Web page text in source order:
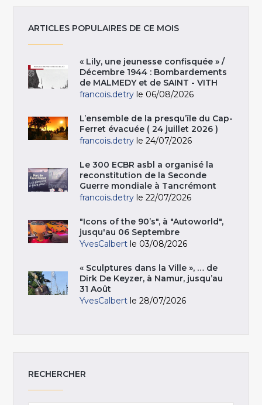
ARTICLES POPULAIRES DE CE MOIS
« Lily, une jeunesse confisquée » /
Décembre 1944 : Bombardements
de MALMEDY et de SAINT - VITH
francois.detry le 06/08/2026
L’ensemble de la presqu’île du Cap-
Ferret évacuée ( 24 juillet 2026 )
francois.detry le 24/07/2026
Le 300 ECBR asbl a organisé la
reconstitution de la Seconde
Guerre mondiale à Tancrémont
francois.detry le 22/07/2026
"Icons of the 90’s", à "Autoworld",
jusqu'au 06 Septembre
YvesCalbert le 03/08/2026
« Sculptures dans la Ville », … de
Dirk De Keyzer, à Namur, jusqu’au
31 Août
YvesCalbert le 28/07/2026
RECHERCHER